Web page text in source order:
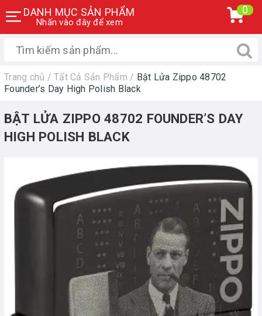
DANH MỤC SẢN PHẨM
Nhấn vào đây để xem
0
Trang chủ / Tất Cả Sản Phẩm / Bật Lửa Zippo 48702
Founder’s Day High Polish Black
BẬT LỬA ZIPPO 48702 FOUNDER’S DAY
HIGH POLISH BLACK